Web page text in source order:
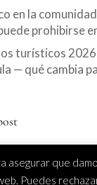
en la
prohibirse
turísticos
— qué cambia
asegurar que
Puedes